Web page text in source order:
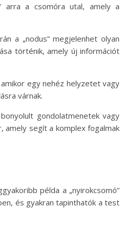
arra a csomóra utal, amely a
a „nodus” megjelenhet olyan
történik, amely új információt
egy nehéz helyzetet vagy
várnak.
gondolatmenetek vagy
amely segít a komplex fogalmak
példa a „nyirokcsomó”
és gyakran tapinthatók a test